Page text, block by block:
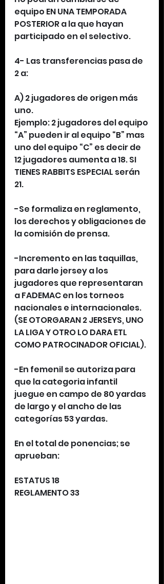
equipo EN UNA TEMPORADA
POSTERIOR a la que hayan
participado en el selectivo.
4- Las transferencias pasa de
2 a:
A) 2 jugadores de origen más
uno.
Ejemplo: 2 jugadores del equipo
“A” pueden ir al equipo “B” mas
uno del equipo “C” es decir de
12 jugadores aumenta a 18. SI
TIENES RABBITS ESPECIAL serán
21.
-Se formaliza en reglamento,
los derechos y obligaciones de
la comisión de prensa.
-Incremento en las taquillas,
para darle jersey a los
jugadores que representaran
a FADEMAC en los torneos
nacionales e internacionales.
(SE OTORGARAN 2 JERSEYS, UNO
LA LIGA Y OTRO LO DARA ETL
COMO PATROCINADOR OFICIAL).
-En femenil se autoriza para
que la categoria infantil
juegue en campo de 80 yardas
de largo y el ancho de las
categorías 53 yardas.
En el total de ponencias; se
aprueban:
ESTATUS 18
REGLAMENTO 33